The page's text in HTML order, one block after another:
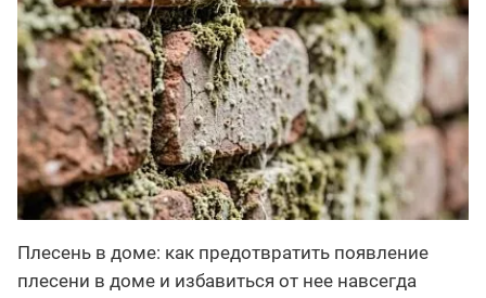
Плесень в доме: как предотвратить появление
плесени в доме и избавиться от нее навсегда